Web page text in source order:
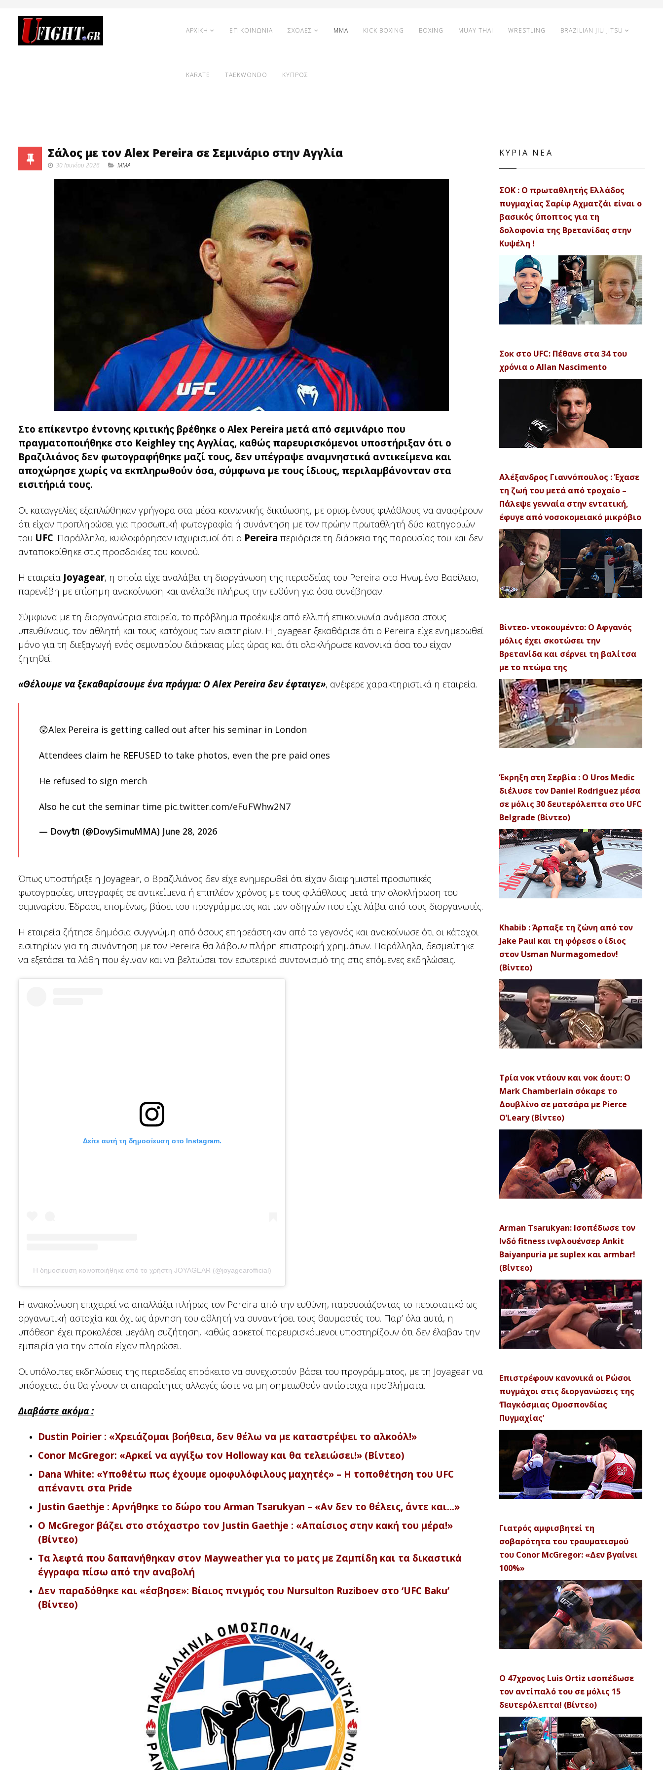
ΑΡΧΙΚΗ ΕΠΙΚΟΙΝΩΝΙΑ ΣΧΟΛΕΣ MMA KICK BOXING BOXING MUAY THAI WRESTLING BRAZILIAN JIU JITSU
KARATE TAEKWONDO ΚΥΠΡΟΣ
Σάλος με τον Alex Pereira σε Σεμινάριο στην Αγγλία
30 Ιουνίου 2026 MMA
Στο επίκεντρο έντονης κριτικής βρέθηκε ο Alex Pereira μετά από σεμινάριο που
πραγματοποιήθηκε στο Keighley της Αγγλίας, καθώς παρευρισκόμενοι υποστήριξαν ότι ο
Βραζιλιάνος δεν φωτογραφήθηκε μαζί τους, δεν υπέγραψε αναμνηστικά αντικείμενα και
αποχώρησε χωρίς να εκπληρωθούν όσα, σύμφωνα με τους ίδιους, περιλαμβάνονταν στα
εισιτήριά τους.
Οι καταγγελίες εξαπλώθηκαν γρήγορα στα μέσα κοινωνικής δικτύωσης, με ορισμένους φιλάθλους να αναφέρουν
ότι είχαν προπληρώσει για προσωπική φωτογραφία ή συνάντηση με τον πρώην πρωταθλητή δύο κατηγοριών
του UFC. Παράλληλα, κυκλοφόρησαν ισχυρισμοί ότι ο Pereira περιόρισε τη διάρκεια της παρουσίας του και δεν
ανταποκρίθηκε στις προσδοκίες του κοινού.
Η εταιρεία Joyagear, η οποία είχε αναλάβει τη διοργάνωση της περιοδείας του Pereira στο Ηνωμένο Βασίλειο,
παρενέβη με επίσημη ανακοίνωση και ανέλαβε πλήρως την ευθύνη για όσα συνέβησαν.
Σύμφωνα με τη διοργανώτρια εταιρεία, το πρόβλημα προέκυψε από ελλιπή επικοινωνία ανάμεσα στους
υπευθύνους, τον αθλητή και τους κατόχους των εισιτηρίων. Η Joyagear ξεκαθάρισε ότι ο Pereira είχε ενημερωθεί
μόνο για τη διεξαγωγή ενός σεμιναρίου διάρκειας μίας ώρας και ότι ολοκλήρωσε κανονικά όσα του είχαν
ζητηθεί.
«Θέλουμε να ξεκαθαρίσουμε ένα πράγμα: Ο Alex Pereira δεν έφταιγε», ανέφερε χαρακτηριστικά η εταιρεία.
😲Alex Pereira is getting called out after his seminar in London
Attendees claim he REFUSED to take photos, even the pre paid ones
He refused to sign merch
Also he cut the seminar time pic.twitter.com/eFuFWhw2N7
— Dovy🔌 (@DovySimuMMA) June 28, 2026
Όπως υποστήριξε η Joyagear, ο Βραζιλιάνος δεν είχε ενημερωθεί ότι είχαν διαφημιστεί προσωπικές
φωτογραφίες, υπογραφές σε αντικείμενα ή επιπλέον χρόνος με τους φιλάθλους μετά την ολοκλήρωση του
σεμιναρίου. Έδρασε, επομένως, βάσει του προγράμματος και των οδηγιών που είχε λάβει από τους διοργανωτές.
Η εταιρεία ζήτησε δημόσια συγγνώμη από όσους επηρεάστηκαν από το γεγονός και ανακοίνωσε ότι οι κάτοχοι
εισιτηρίων για τη συνάντηση με τον Pereira θα λάβουν πλήρη επιστροφή χρημάτων. Παράλληλα, δεσμεύτηκε
να εξετάσει τα λάθη που έγιναν και να βελτιώσει τον εσωτερικό συντονισμό της στις επόμενες εκδηλώσεις.
Δείτε αυτή τη δημοσίευση στο Instagram.
Η δημοσίευση κοινοποιήθηκε από το χρήστη JOYAGEAR (@joyagearofficial)
Η ανακοίνωση επιχειρεί να απαλλάξει πλήρως τον Pereira από την ευθύνη, παρουσιάζοντας το περιστατικό ως
οργανωτική αστοχία και όχι ως άρνηση του αθλητή να συναντήσει τους θαυμαστές του. Παρ’ όλα αυτά, η
υπόθεση έχει προκαλέσει μεγάλη συζήτηση, καθώς αρκετοί παρευρισκόμενοι υποστηρίζουν ότι δεν έλαβαν την
εμπειρία για την οποία είχαν πληρώσει.
Οι υπόλοιπες εκδηλώσεις της περιοδείας επρόκειτο να συνεχιστούν βάσει του προγράμματος, με τη Joyagear να
υπόσχεται ότι θα γίνουν οι απαραίτητες αλλαγές ώστε να μη σημειωθούν αντίστοιχα προβλήματα.
Διαβάστε ακόμα :
Dustin Poirier : «Χρειάζομαι βοήθεια, δεν θέλω να με καταστρέψει το αλκοόλ!»
Conor McGregor: «Αρκεί να αγγίξω τον Holloway και θα τελειώσει!» (Βίντεο)
Dana White: «Υποθέτω πως έχουμε ομοφυλόφιλους μαχητές» – Η τοποθέτηση του UFC
απέναντι στα Pride
Justin Gaethje : Αρνήθηκε το δώρο του Arman Tsarukyan – «Αν δεν το θέλεις, άντε και…»
Ο McGregor βάζει στο στόχαστρο τον Justin Gaethje : «Απαίσιος στην κακή του μέρα!»
(Βίντεο)
Τα λεφτά που δαπανήθηκαν στον Mayweather για το ματς με Ζαμπίδη και τα δικαστικά
έγγραφα πίσω από την αναβολή
Δεν παραδόθηκε και «έσβησε»: Βίαιος πνιγμός του Nursulton Ruziboev στο ‘UFC Baku’
(Βίντεο)
ΚΥΡΙΑ ΝΕΑ
ΣΟΚ : Ο πρωταθλητής Ελλάδος
πυγμαχίας Σαρίφ Αχματζάι είναι ο
βασικός ύποπτος για τη
δολοφονία της Βρετανίδας στην
Κυψέλη !
Σοκ στο UFC: Πέθανε στα 34 του
χρόνια ο Allan Nascimento
Αλέξανδρος Γιαννόπουλος : Έχασε
τη ζωή του μετά από τροχαίο –
Πάλεψε γενναία στην εντατική,
έφυγε από νοσοκομειακό μικρόβιο
Βίντεο- ντοκουμέντο: Ο Αφγανός
μόλις έχει σκοτώσει την
Βρετανίδα και σέρνει τη βαλίτσα
με το πτώμα της
Έκρηξη στη Σερβία : Ο Uros Medic
διέλυσε τον Daniel Rodriguez μέσα
σε μόλις 30 δευτερόλεπτα στο UFC
Belgrade (Βίντεο)
Khabib : Άρπαξε τη ζώνη από τον
Jake Paul και τη φόρεσε ο ίδιος
στον Usman Nurmagomedov!
(Βίντεο)
Τρία νοκ ντάουν και νοκ άουτ: Ο
Mark Chamberlain σόκαρε το
Δουβλίνο σε ματσάρα με Pierce
O’Leary (Βίντεο)
Arman Tsarukyan: Ισοπέδωσε τον
Ινδό fitness ινφλουένσερ Ankit
Baiyanpuria με suplex και armbar!
(Βίντεο)
Επιστρέφουν κανονικά οι Ρώσοι
πυγμάχοι στις διοργανώσεις της
‘Παγκόσμιας Ομοσπονδίας
Πυγμαχίας’
Γιατρός αμφισβητεί τη
σοβαρότητα του τραυματισμού
του Conor McGregor: «Δεν βγαίνει
100%»
Ο 47χρονος Luis Ortiz ισοπέδωσε
τον αντίπαλό του σε μόλις 15
δευτερόλεπτα! (Βίντεο)